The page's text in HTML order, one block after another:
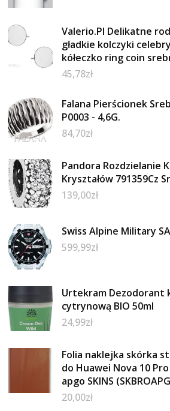
Valerio.Pl Delikatne
gładkie kolczyki
kółeczko ring coin
45,78zł
Falana Pierścionek
P0003 - 4,6G.
84,70zł
Pandora Rozdzielanie
Kryształów 791359Cz
139,00zł
Swiss Alpine Military
599,99zł
Urtekram Dezodorant
cytrynową BIO 50ml
24,99zł
Folia naklejka skórka
do Huawei Nova 10
apgo SKINS
20,00zł